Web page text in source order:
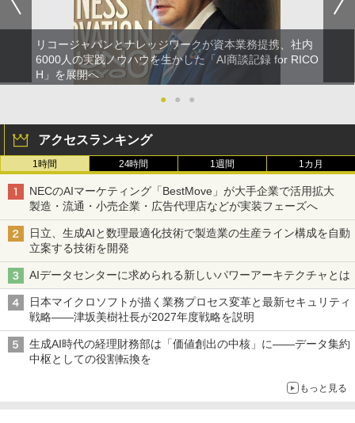
リコージャパンとナレッジワークが資本業務提携、社内
6000人の実践ノウハウを生かした「AI商談記録 for RICO
H」を展開へ
●
● ●
アクセスランキング
1時間 24時間 1週間 1カ月
NECのAIマーケティング「BestMove」が大手企業で活用拡大
製造・流通・小売企業・広告代理店などが実装フェーズへ
日立、生成AIと数理最適化技術で製造業の生産ライン構成を自動
立案する技術を開発
AIデータセンターに求められる新しいパワーアーキテクチャとは
日本マイクロソフトが描く業務プロセス変革と最新セキュリティ
戦略――津坂美樹社長が2027年度戦略を説明
生成AI時代の経理財務部は「価値創出の中核」に――データ集約
中枢としての役割転換を
もっと見る